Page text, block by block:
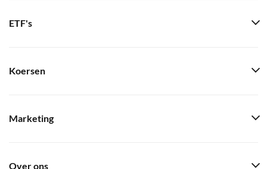
ETF's
Koersen
Marketing
Over ons